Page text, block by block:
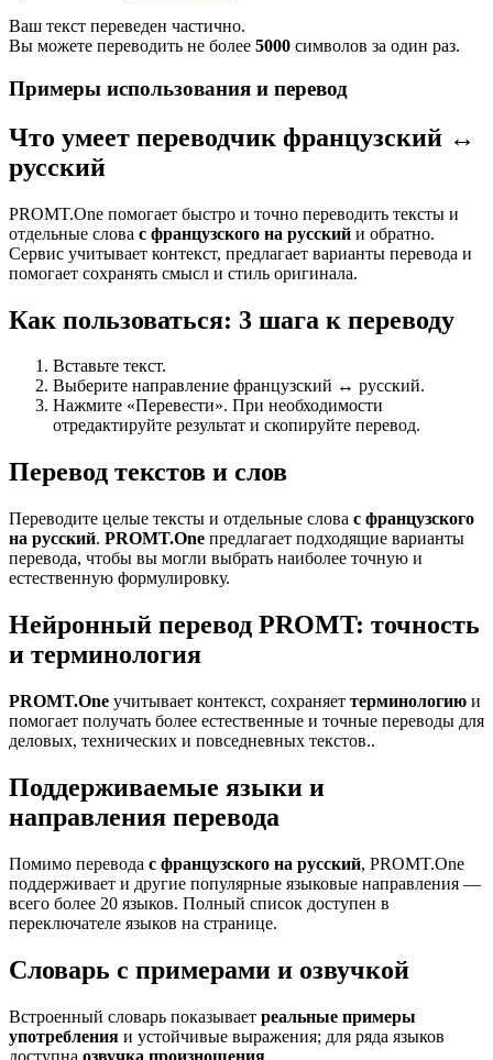
Ваш текст переведен частично.
Вы можете переводить не более 5000 символов за один раз.
Примеры использования и перевод
Что умеет переводчик французский ↔
русский
PROMT.One помогает быстро и точно переводить тексты и
отдельные слова с французского на русский и обратно.
Сервис учитывает контекст, предлагает варианты перевода и
помогает сохранять смысл и стиль оригинала.
Как пользоваться: 3 шага к переводу
Вставьте текст.
Выберите направление французский ↔ русский.
Нажмите «Перевести». При необходимости
отредактируйте результат и скопируйте перевод.
Перевод текстов и слов
Переводите целые тексты и отдельные слова с французского
на русский. PROMT.One предлагает подходящие варианты
перевода, чтобы вы могли выбрать наиболее точную и
естественную формулировку.
Нейронный перевод PROMT: точность
и терминология
PROMT.One учитывает контекст, сохраняет терминологию и
помогает получать более естественные и точные переводы для
деловых, технических и повседневных текстов..
Поддерживаемые языки и
направления перевода
Помимо перевода с французского на русский, PROMT.One
поддерживает и другие популярные языковые направления —
всего более 20 языков. Полный список доступен в
переключателе языков на странице.
Словарь с примерами и озвучкой
Встроенный словарь показывает реальные примеры
употребления и устойчивые выражения; для ряда языков
доступна озвучка произношения